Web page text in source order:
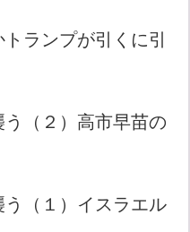
ランプが引くに引
（２）高市早苗の
（１）イスラエル